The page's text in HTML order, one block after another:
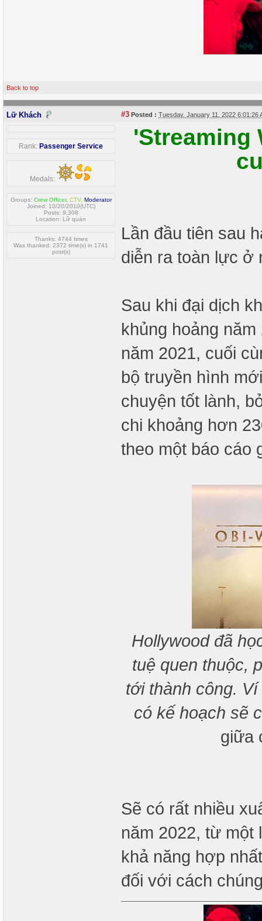
Back to top
Lữ Khách #3 Posted : Tuesday, January 11, 2022 6:01:26
Rank: Passenger Service
Medals:
Groups: Crew Officer, CTV, Moderator
Joined: 10/20/2010(UTC)
Posts: 9,308
Location: Lữ quán
Thanks: 4744 times
Was thanked: 2372 time(s) in 1741
post(s)
'Streaming
Lần đầu tiên sau
diễn ra toàn lực ở
Sau khi đại dịch
khủng hoảng
năm 2021, cuối
bộ truyền hình
chuyện tốt lành,
chi khoảng hơn
theo một báo cáo
Hollywood đã
tuệ quen thuộc,
tới thành công.
có kế hoạch sẽ
giữa
Sẽ có rất nhiều
năm 2022, từ một
khả năng hợp
đối với cách